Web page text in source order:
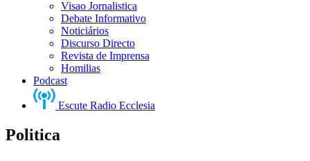
Visao Jornalistica
Debate Informativo
Noticiários
Discurso Directo
Revista de Imprensa
Homilias
Podcast
Escute Radio Ecclesia
Politica